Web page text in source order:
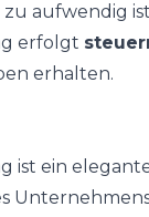
aufwendig
erfolgt
erhalten.
ist ein